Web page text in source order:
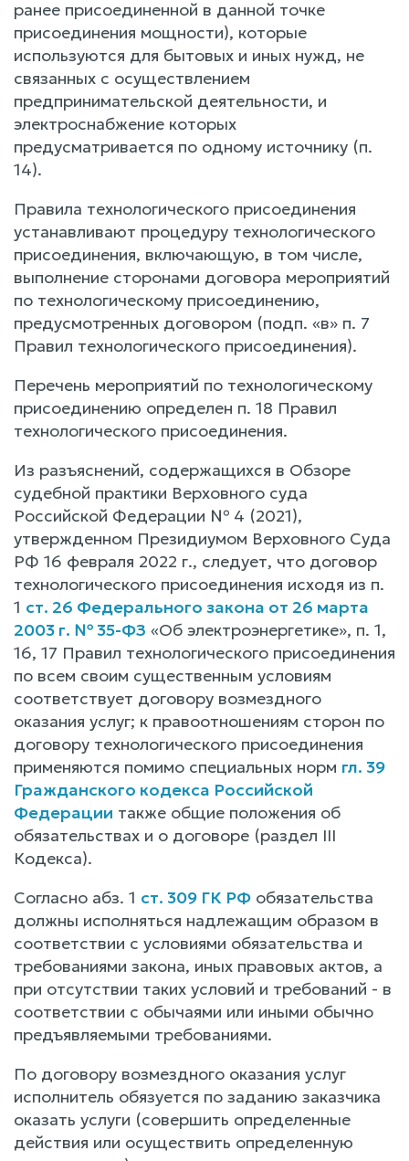
ранее присоединенной в данной точке
присоединения мощности), которые
используются для бытовых и иных нужд, не
связанных с осуществлением
предпринимательской деятельности, и
электроснабжение которых
предусматривается по одному источнику (п.
14).
Правила технологического присоединения
устанавливают процедуру технологического
присоединения, включающую, в том числе,
выполнение сторонами договора мероприятий
по технологическому присоединению,
предусмотренных договором (подп. «в» п. 7
Правил технологического присоединения).
Перечень мероприятий по технологическому
присоединению определен п. 18 Правил
технологического присоединения.
Из разъяснений, содержащихся в Обзоре
судебной практики Верховного суда
Российской Федерации № 4 (2021),
утвержденном Президиумом Верховного Суда
РФ 16 февраля 2022 г., следует, что договор
технологического присоединения исходя из п.
1 ст. 26 Федерального закона от 26 марта
2003 г. № 35-ФЗ «Об электроэнергетике», п. 1,
16, 17 Правил технологического присоединения
по всем своим существенным условиям
соответствует договору возмездного
оказания услуг; к правоотношениям сторон по
договору технологического присоединения
применяются помимо специальных норм гл. 39
Гражданского кодекса Российской
Федерации также общие положения об
обязательствах и о договоре (раздел III
Кодекса).
Согласно абз. 1 ст. 309 ГК РФ обязательства
должны исполняться надлежащим образом в
соответствии с условиями обязательства и
требованиями закона, иных правовых актов, а
при отсутствии таких условий и требований - в
соответствии с обычаями или иными обычно
предъявляемыми требованиями.
По договору возмездного оказания услуг
исполнитель обязуется по заданию заказчика
оказать услуги (совершить определенные
действия или осуществить определенную